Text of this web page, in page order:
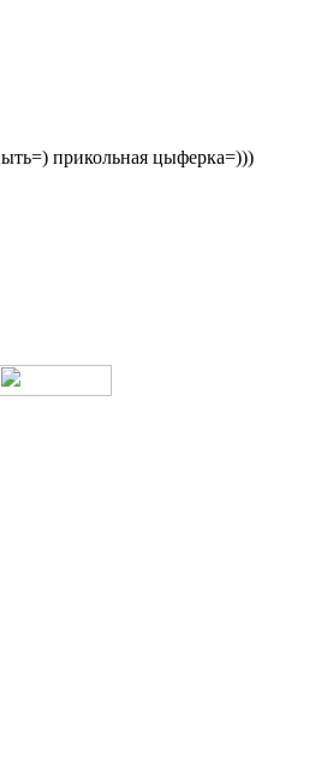
ыть=) прикольная цыферка=)))